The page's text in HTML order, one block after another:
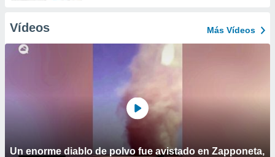
Vídeos Más Vídeos
Un enorme diablo de polvo fue avistado en Zapponeta,